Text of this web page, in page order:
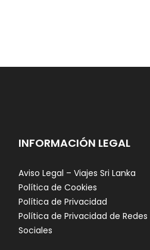
INFORMACIÓN LEGAL
Aviso Legal – Viajes Sri Lanka
Política de Cookies
Política de Privacidad
Política de Privacidad de Redes
Sociales